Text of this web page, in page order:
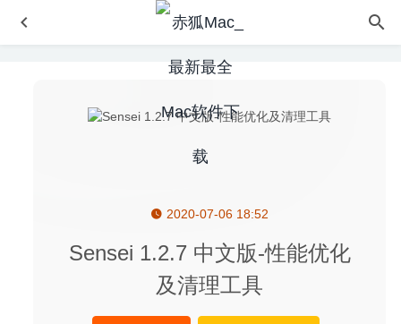
2020-07-06 18:52
Sensei 1.2.7 中文版-性能优化
及清理工具
File Cabinet Pro 7.7.1 for Mac- Finder任务栏扩展增强
DjVu Reader Pro 2.3.9 for Mac- DjVu 文件的最佳阅读器
PDF Search 9.12 – 超强的PDF搜索检索工具 2020-06-28